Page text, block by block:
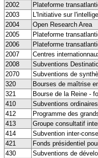
2002
Plateforme
2003
L'Initiative sur
2004
Open Research Area
2005
Plateforme
2006
Plateforme
2007
Centres
2008
Subventions
2070
Subventions de
320
Bourses de maîtrise
321
Bourse de la Reine -
410
Subventions
412
Programme des
413
Groupe consultatif
414
Subvention inter-
421
Fonds présidentiel
430
Subventions de